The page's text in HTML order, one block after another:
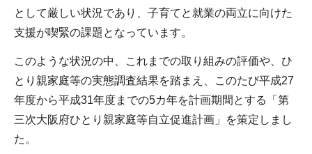
として厳しい状況であり、子育てと就業の両立に向けた
支援が喫緊の課題となっています。
このような状況の中、これまでの取り組みの評価や、ひ
とり親家庭等の実態調査結果を踏まえ、このたび平成27
年度から平成31年度までの5カ年を計画期間とする「第
三次大阪府ひとり親家庭等自立促進計画」を策定しまし
た。